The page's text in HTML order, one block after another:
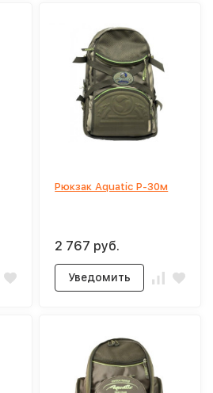
Рюкзак Aquatic Р-30м
2 767 руб.
Уведомить